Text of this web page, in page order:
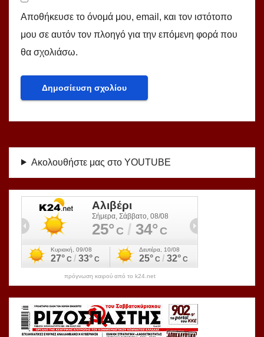
Αποθήκευσε το όνομά μου, email, και τον ιστότοπο
μου σε αυτόν τον πλοηγό για την επόμενη φορά που
θα σχολιάσω.
Ακολουθήστε μας στο YOUTUBE
πρόγνωση καιρού από το k24.net